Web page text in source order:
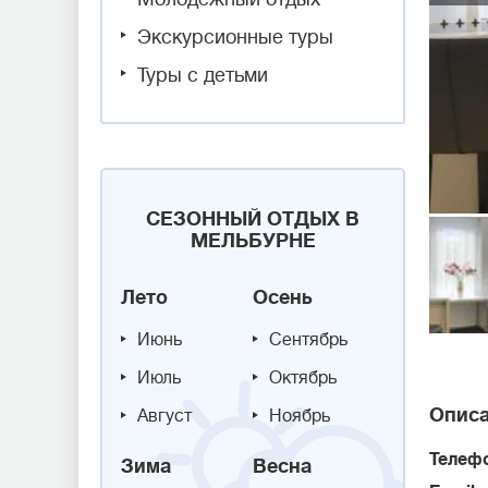
Экскурсионные туры
Туры с детьми
СЕЗОННЫЙ ОТДЫХ В
МЕЛЬБУРНЕ
Лето
Июнь
Июль
Август
Осень
Сентябрь
Октябрь
Ноябрь
Зима Весна